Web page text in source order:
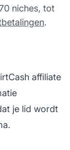
niches, tot
.
affiliate
je lid wordt